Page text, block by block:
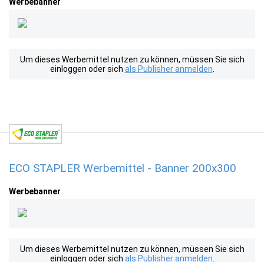
Um dieses Werbemittel nutzen zu können, müssen Sie sich
einloggen oder sich als Publisher anmelden
ECO STAPLER Werbemittel - Banner 200x300
Werbebanner
Um dieses Werbemittel nutzen zu können, müssen Sie sich
einloggen oder sich als Publisher anmelden